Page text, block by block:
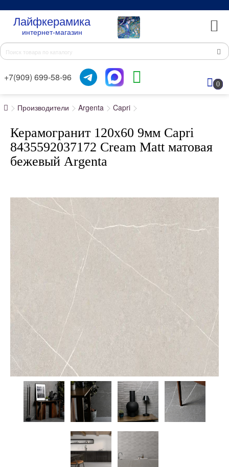
Лайфкерамика
интернет-магазин
+7(909) 699-58-96
0
Производители Argenta Capri
Керамогранит 120x60 9мм Capri
8435592037172 Cream Matt матовая
бежевый Argenta